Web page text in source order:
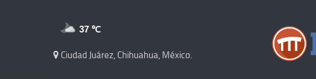
37 ℃
Ciudad Juárez, Chihuahua, México.